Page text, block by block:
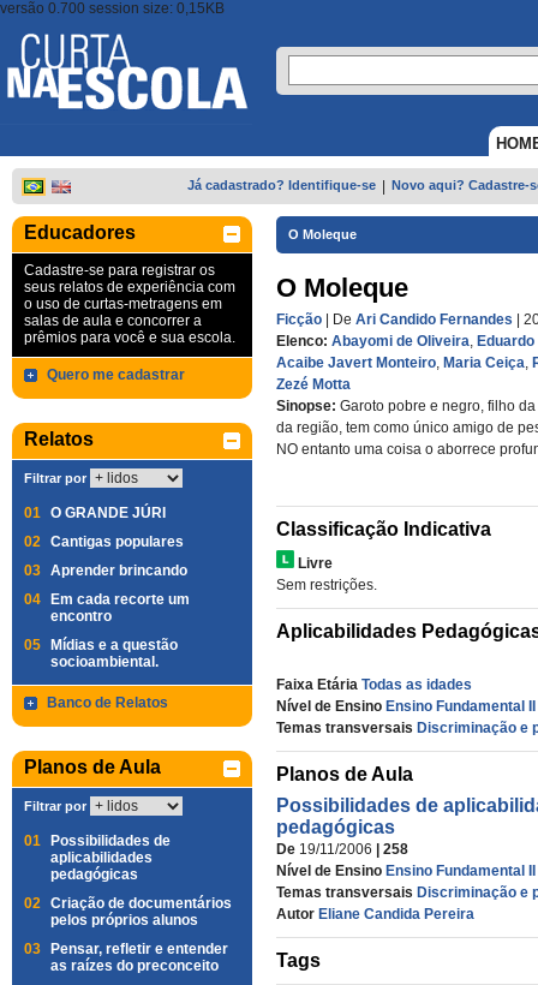
versão 0.700 session size: 0,15KB
Já cadastrado? Identifique-se Novo aqui? Cadastre-
Educadores
Cadastre-se para registrar os
seus relatos de experiência com
o uso de curtas-metragens em
salas de aula e concorrer a
prêmios para você e sua escola.
Quero me cadastrar
Relatos
Filtrar por
01 O GRANDE JÚRI
02 Cantigas populares
03 Aprender brincando
04
Em cada recorte um
encontro
05
Mídias e a questão
socioambiental.
Banco de Relatos
Planos de Aula
Filtrar por
01
Possibilidades de
aplicabilidades
pedagógicas
02 Criação de documentários
pelos próprios alunos
03
Pensar, refletir e entender
as raízes do preconceito
O Moleque
O Moleque
Ficção | De Ari Candido Fernandes
|
Elenco: Abayomi de Oliveira,
Acaibe Javert Monteiro, Maria Ceiça,
Zezé Motta
Sinopse: Garoto pobre e negro, filho
da região, tem como único amigo de
NO entanto uma coisa o aborrece
Classificação Indicativa
Livre
Sem restrições.
Aplicabilidades
Faixa Etária Todas as idades
Nível de Ensino Ensino Fundamental II
Temas transversais Discriminação e
Planos de Aula
Possibilidades de
pedagógicas
De 19/11/2006
| 258
Nível de Ensino Ensino Fundamental II
Temas transversais Discriminação e
Autor Eliane Candida Pereira
Tags